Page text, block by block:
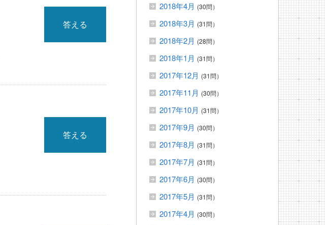
答える
答える
2018年4月 (30問）
2018年3月 (31問）
2018年2月 (28問）
2018年1月 (31問）
2017年12月 (31問）
2017年11月 (30問）
2017年10月 (31問）
2017年9月 (30問）
2017年8月 (31問）
2017年7月 (31問）
2017年6月 (30問）
2017年5月 (31問）
2017年4月 (30問）